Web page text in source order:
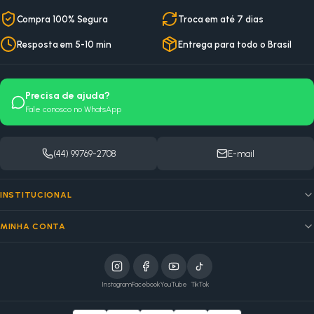
Compra 100% Segura Troca em até 7 dias
Resposta em 5-10 min Entrega para todo o Brasil
Precisa de ajuda?
Fale conosco no WhatsApp
(44) 99769-2708 E-mail
INSTITUCIONAL
MINHA CONTA
InstagramFacebookYouTube TikTok